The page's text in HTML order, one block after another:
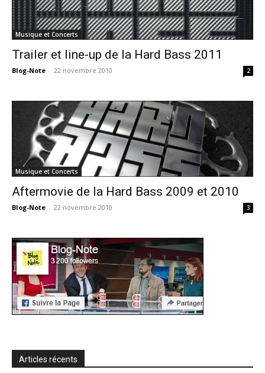
Musique et Concerts
Trailer et line-up de la Hard Bass 2011
Blog-Note - 22 novembre 2010 2
Musique et Concerts
Aftermovie de la Hard Bass 2009 et 2010
Blog-Note - 22 novembre 2010 3
Articles récents